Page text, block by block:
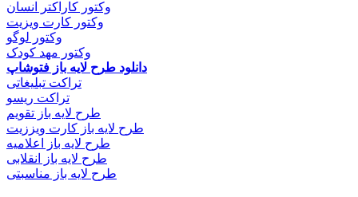
وکتور کاراکتر انسان
وکتور کارت ویزیت
وکتور لوگو
وکتور مهد کودک
دانلود طرح لایه باز فتوشاپ
تراکت تبلیغاتی
تراکت ریسو
طرح لایه باز تقویم
طرح لایه باز کارت ویززیت
طرح لایه باز اعلامیه
طرح لایه باز انقلابی
طرح لایه باز مناسبتی